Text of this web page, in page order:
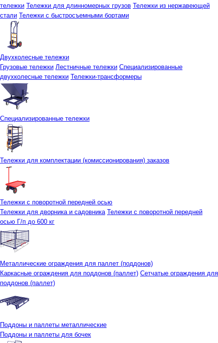
тележки Тележки для длинномерных грузов Тележки из нержавеющей
стали Тележки с быстросъемными бортами
Двухколесные тележки
Грузовые тележки Лестничные тележки Специализированные
двухколесные тележки Тележки-трансформеры
Специализированные тележки
Тележки для комплектации (комиссионирования) заказов
Тележки с поворотной передней осью
Тележки для дворника и садовника Тележки с поворотной передней
осью Г/п до 600 кг
Металлические ограждения для паллет (поддонов)
Каркасные ограждения для поддонов (паллет) Сетчатые ограждения для
поддонов (паллет)
Поддоны и паллеты металлические
Поддоны и паллеты для бочек